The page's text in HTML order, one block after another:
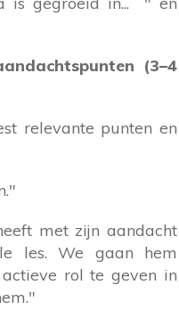
(3–4
relevante punten en
met zijn aandacht
les. We gaan hem
rol te geven in